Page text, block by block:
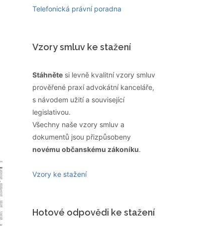
Telefonická právní poradna
Vzory smluv ke stažení
Stáhněte si levně kvalitní vzory smluv
prověřené praxí advokátní kanceláře,
s návodem užití a související
legislativou.
Všechny naše vzory smluv a
dokumentů jsou přizpůsobeny
novému občanskému zákoníku.
Vzory ke stažení
Hotové odpovědi ke stažení